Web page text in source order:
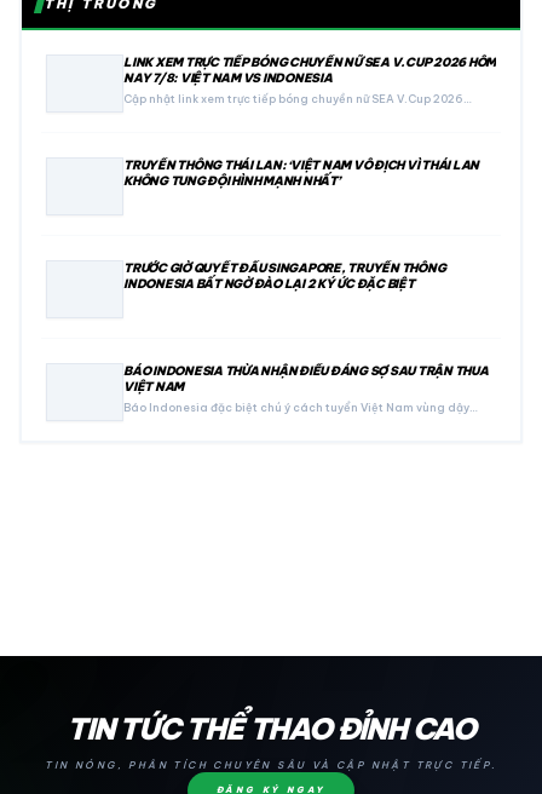
THỊ TRƯỜNG
LINK XEM TRỰC TIẾP BÓNG CHUYỀN NỮ SEA V.CUP 2026 HÔM
NAY 7/8: VIỆT NAM VS INDONESIA
Cập nhật link xem trực tiếp bóng chuyền nữ SEA V.Cup 2026…
TRUYỀN THÔNG THÁI LAN: ‘VIỆT NAM VÔ ĐỊCH VÌ THÁI LAN
KHÔNG TUNG ĐỘI HÌNH MẠNH NHẤT’
TRƯỚC GIỜ QUYẾT ĐẤU SINGAPORE, TRUYỀN THÔNG
INDONESIA BẤT NGỜ ĐÀO LẠI 2 KÝ ỨC ĐẶC BIỆT
BÁO INDONESIA THỪA NHẬN ĐIỀU ĐÁNG SỢ SAU TRẬN THUA
VIỆT NAM
Báo Indonesia đặc biệt chú ý cách tuyển Việt Nam vùng dậy…
TIN TỨC THỂ THAO ĐỈNH CAO
TIN NÓNG, PHÂN TÍCH CHUYÊN SÂU VÀ CẬP NHẬT TRỰC TIẾP.
ĐĂNG KÝ NGAY